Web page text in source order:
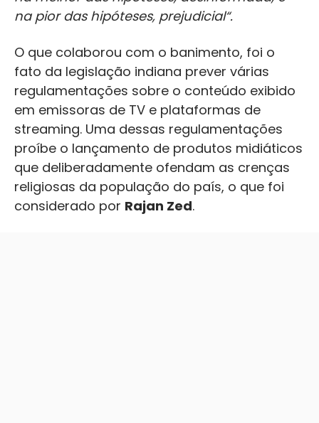
na pior das hipóteses, prejudicial“.
O que colaborou com o banimento, foi o
fato da legislação indiana prever várias
regulamentações sobre o conteúdo exibido
em emissoras de TV e plataformas de
streaming. Uma dessas regulamentações
proíbe o lançamento de produtos midiáticos
que deliberadamente ofendam as crenças
religiosas da população do país, o que foi
considerado por Rajan Zed.